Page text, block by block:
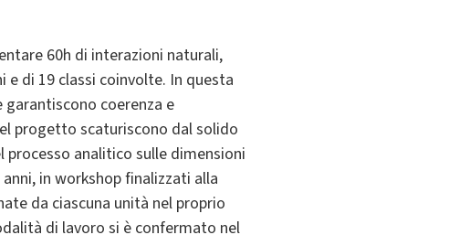
60h di interazioni naturali,
di 19 classi coinvolte. In questa
coerenza e
progetto scaturiscono dal solido
analitico sulle dimensioni
in workshop finalizzati alla
da ciascuna unità nel proprio
di lavoro si è confermato nel